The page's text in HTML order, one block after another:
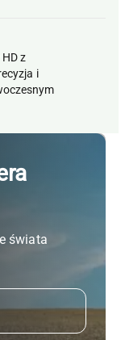
z
i
świata